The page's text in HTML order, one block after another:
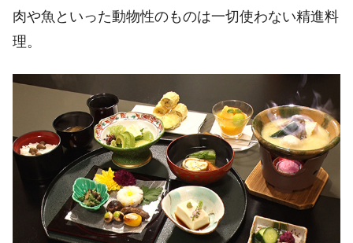
肉や魚といった動物性のものは一切使わない精進料
理。